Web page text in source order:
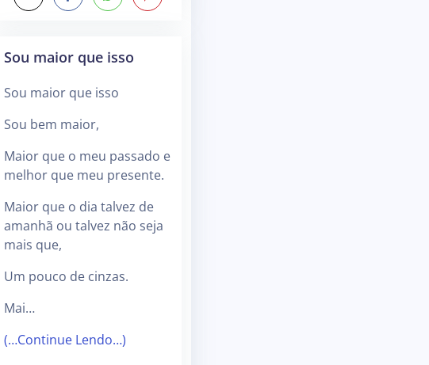
Sou maior que isso
Sou maior que isso
Sou bem maior,
Maior que o meu passado e
melhor que meu presente.
Maior que o dia talvez de
amanhã ou talvez não seja
mais que,
Um pouco de cinzas.
Mai…
(…Continue Lendo…)